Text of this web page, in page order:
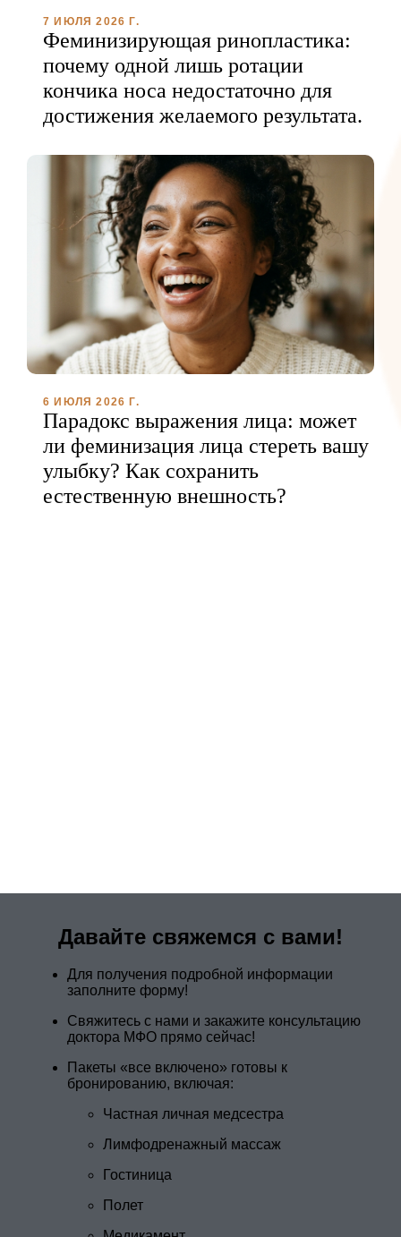
7 ИЮЛЯ 2026 Г.
Феминизирующая ринопластика:
почему одной лишь ротации
кончика носа недостаточно для
достижения желаемого результата.
6 ИЮЛЯ 2026 Г.
Парадокс выражения лица: может
ли феминизация лица стереть вашу
улыбку? Как сохранить
естественную внешность?
Давайте свяжемся с вами!
Для получения подробной информации
заполните форму!
Свяжитесь с нами и закажите консультацию
доктора МФО прямо сейчас!
Пакеты «все включено» готовы к
бронированию, включая:
Частная личная медсестра
Лимфодренажный массаж
Гостиница
Полет